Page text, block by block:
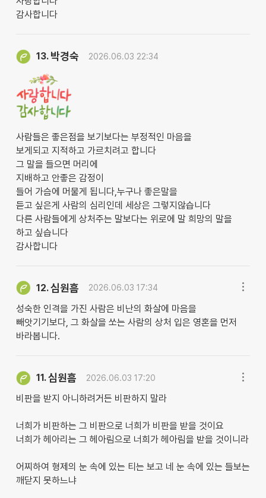
감사합니다
13. 박경숙 2026.06.03 22:34
사람들은 좋은점을 보기보다는 부정적인 마음을
보게되고 지적하고 가르치려고 합니다
그 말을 들으면 머리에
지배하고 안좋은 감정이
들어 가슴에 머물게 됩니다,누구나 좋은말을
듣고 싶은게 사람의 심리인데 세상은 그렇지않습니다
다른 사람들에게 상처주는 말보다는 위로에 말 희망의 말을
하고 싶습니다
감사합니다
12.심원흠 2026.06.03 17:34
성숙한 인격을 가진 사람은 비난의 화살에 마음을
빼앗기기보다, 그 화살을 쏘는 사람의 상처 입은 영혼을 먼저
바라봅니다.
11.심원흠 2026.06.03 17:20
비판을 받지 아니하려거든 비판하지 말라
너희가 비판하는 그 비판으로 너희가 비판을 받을 것이요
너희가 헤아리는 그 헤아림으로 너희가 헤아림을 받을 것이니라
어찌하여 형제의 눈 속에 있는 티는 보고 네 눈 속에 있는 들보는
깨닫지 못하느냐